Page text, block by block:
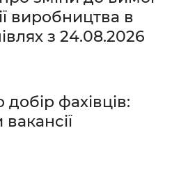
виробництва в
з 24.08.2026
фахівців: